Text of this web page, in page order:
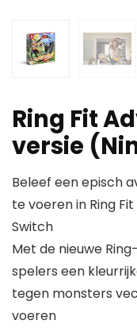
Ring Fit
versie
Beleef een episch
te voeren in Ring
Switch
Met de nieuwe
spelers een
tegen monsters
voeren